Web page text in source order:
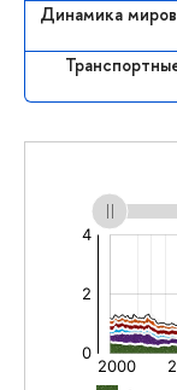
Динамика